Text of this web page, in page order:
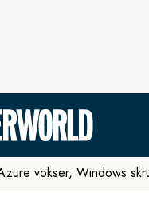
vokser, Windows